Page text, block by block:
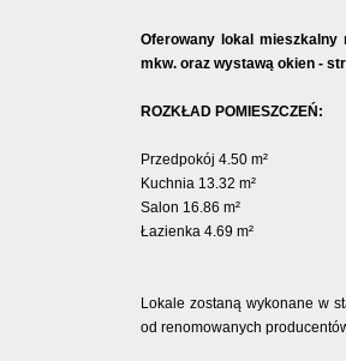
Oferowany lokal mieszkalny
mkw. oraz wystawą okien -
ROZKŁAD POMIESZCZEŃ:
Przedpokój 4.50 m²
Kuchnia 13.32 m²
Salon 16.86 m²
Łazienka 4.69 m²
Lokale zostaną wykonane w
od renomowanych